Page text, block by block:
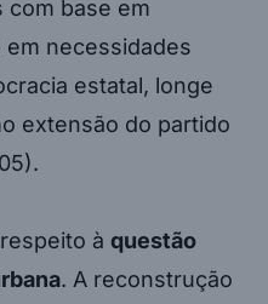
com base em
necessidades
estatal, longe
extensão do partido
à questão
. A reconstrução